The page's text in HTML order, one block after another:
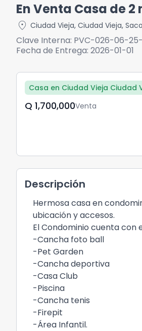
En Venta Casa de
location_on Ciudad Vieja, Ciudad Vieja,
Clave Interna: PVC-026-06-
Fecha de Entrega: 2026-01-01
Casa en Ciudad Vieja Ciudad
Q	1,700,000Venta
Descripción
Hermosa casa en
ubicación y accesos.
El Condominio cuenta con
-Cancha foto ball
-Pet Garden
-Cancha deportiva
-Casa Club
-Piscina
-Cancha tenis
-Firepit
-Área Infantil.